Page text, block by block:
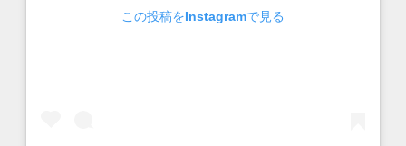
この投稿をInstagramで見る